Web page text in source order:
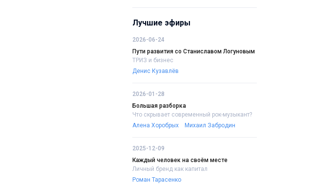
Лучшие эфиры
2026-06-24
Пути развития со Станиславом Логуновым
ТРИЗ и бизнес
Денис Кузавлёв
2026-01-28
Большая разборка
Что скрывает современный рок-музыкант?
Алена Хоробрых
Михаил Забродин
2025-12-09
Каждый человек на своём месте
Личный бренд как капитал
Роман Тарасенко